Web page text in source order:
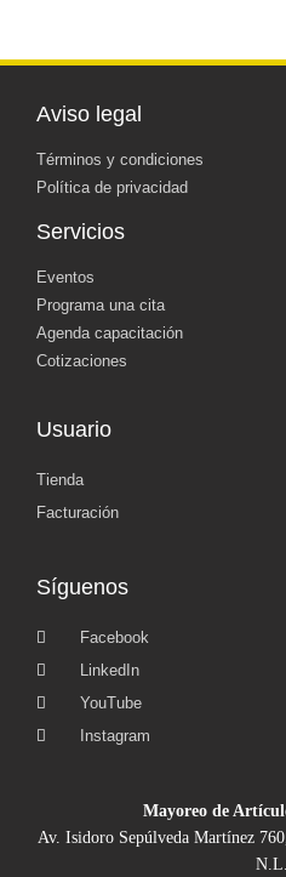
Aviso legal
Términos y condiciones
Política de privacidad
Servicios
Eventos
Programa una cita
Agenda capacitación
Cotizaciones
Usuario
Tienda
Facturación
Síguenos
Facebook
LinkedIn
YouTube
Instagram
Mayoreo de
Av. Isidoro Sepúlveda Martínez
N.L.